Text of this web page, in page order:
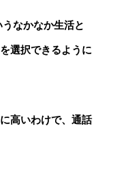
なかなか生活と
選択できるように
高いわけで、通話